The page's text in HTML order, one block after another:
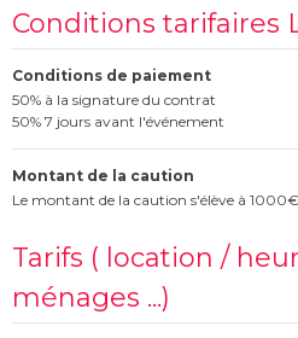
Conditions tarifaires
Conditions de paiement
50% à la signature du contrat
50% 7 jours avant l'événement
Montant de la caution
Le montant de la caution s'élève à 1000€
Tarifs ( location /
ménages ...)